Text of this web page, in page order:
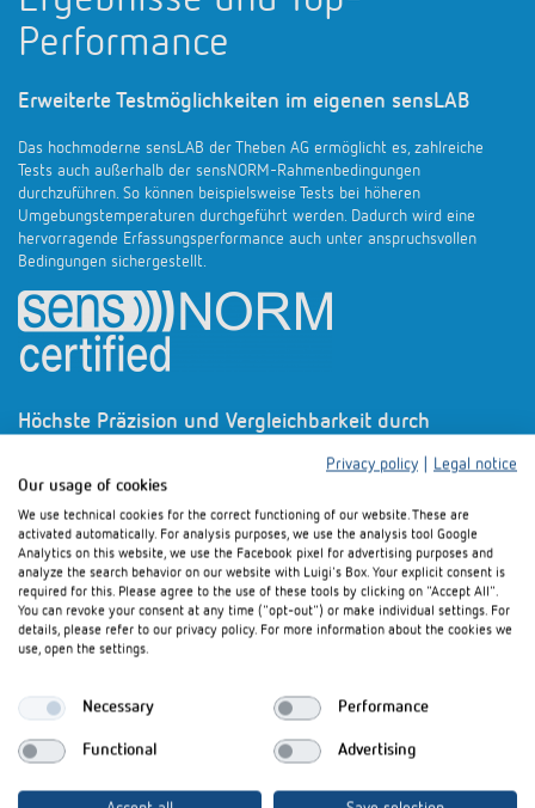
Ergebnisse und Top-
Performance
Das hochmoderne sensLAB der Theben AG ermöglicht es, zahlreiche
Tests auch außerhalb der sensNORM-Rahmenbedingungen
durchzuführen. So können beispielsweise Tests bei höheren
Umgebungstemperaturen durchgeführt werden. Dadurch wird eine
hervorragende Erfassungsperformance auch unter anspruchsvollen
Um sicherzustellen, dass alle Daten präzise und belastbar sind, wird jede
Messung drei Mal wiederholt. Die standardisierten Messungen erfolgen
nach den Vorgaben der sensNORM, was Planenden eine bessere
Vergleichbarkeit unterschiedlicher Produkte ermöglicht. Dank der
Automatisierung können komplette Messreihen über Nacht erstellt und
ausgewertet werden.
Privacy policy
Legal notice
Our usage of cookies
We use technical cookies for the correct functioning of our website. These are
activated automatically. For analysis purposes, we use the analysis tool Google
Analytics on this website, we use the Facebook pixel for advertising purposes and
analyze the search behavior on our website with Luigi's Box. Your explicit consent is
required for this. Please agree to the use of these tools by clicking on "Accept All".
You can revoke your consent at any time ("opt-out") or make individual settings. For
details, please refer to our privacy policy. For more information about the cookies we
use, open the settings.
Necessary Performance
Functional Advertising